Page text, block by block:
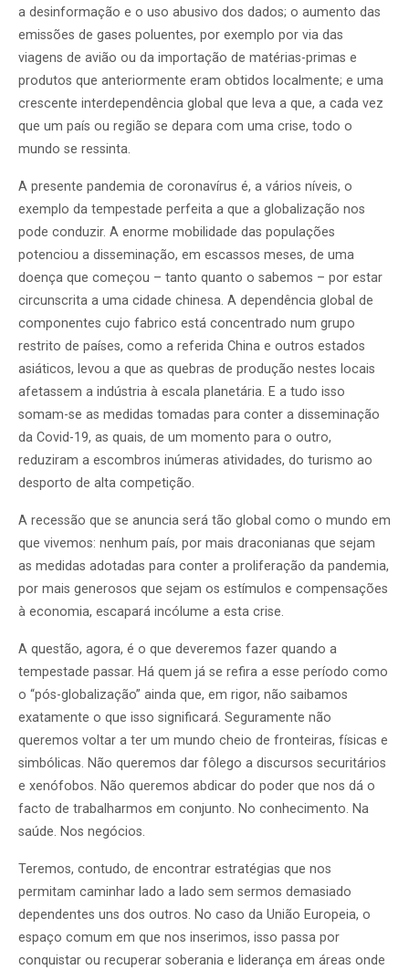
a desinformação e o uso abusivo dos dados; o aumento das
emissões de gases poluentes, por exemplo por via das
viagens de avião ou da importação de matérias-primas e
produtos que anteriormente eram obtidos localmente; e uma
crescente interdependência global que leva a que, a cada vez
que um país ou região se depara com uma crise, todo o
mundo se ressinta.
A presente pandemia de coronavírus é, a vários níveis, o
exemplo da tempestade perfeita a que a globalização nos
pode conduzir. A enorme mobilidade das populações
potenciou a disseminação, em escassos meses, de uma
doença que começou – tanto quanto o sabemos – por estar
circunscrita a uma cidade chinesa. A dependência global de
componentes cujo fabrico está concentrado num grupo
restrito de países, como a referida China e outros estados
asiáticos, levou a que as quebras de produção nestes locais
afetassem a indústria à escala planetária. E a tudo isso
somam-se as medidas tomadas para conter a disseminação
da Covid-19, as quais, de um momento para o outro,
reduziram a escombros inúmeras atividades, do turismo ao
desporto de alta competição.
A recessão que se anuncia será tão global como o mundo em
que vivemos: nenhum país, por mais draconianas que sejam
as medidas adotadas para conter a proliferação da pandemia,
por mais generosos que sejam os estímulos e compensações
à economia, escapará incólume a esta crise.
A questão, agora, é o que deveremos fazer quando a
tempestade passar. Há quem já se refira a esse período como
o “pós-globalização” ainda que, em rigor, não saibamos
exatamente o que isso significará. Seguramente não
queremos voltar a ter um mundo cheio de fronteiras, físicas e
simbólicas. Não queremos dar fôlego a discursos securitários
e xenófobos. Não queremos abdicar do poder que nos dá o
facto de trabalharmos em conjunto. No conhecimento. Na
saúde. Nos negócios.
Teremos, contudo, de encontrar estratégias que nos
permitam caminhar lado a lado sem sermos demasiado
dependentes uns dos outros. No caso da União Europeia, o
espaço comum em que nos inserimos, isso passa por
conquistar ou recuperar soberania e liderança em áreas onde